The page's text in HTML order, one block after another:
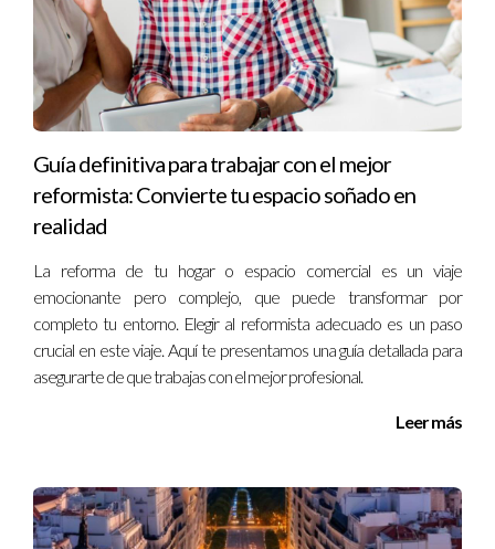
¿Es recomendable comprar en lugar de alquilar
en Madrid?
Si tienes la intención de quedarte en la ciudad a largo plazo,
comprar puede ser una excelente inversión. No obstante, si
tu situación es temporal, puede ser más sensato alquilar.
¿Qué servicios se consideran esenciales al buscar
un piso?
Los servicios esenciales incluyen supermercados, hospitales,
escuelas, parques y transporte público. Evaluar la proximidad
a estos servicios puede mejorar tu calidad de vida.
¿Cómo puedo asegurarme de que el piso esté en
contratar a un inspector para que evalúe el estado de la
propiedad antes de finalizar la compra.
Guía definitiva para trabajar con el mejor
reformista: Convierte tu espacio soñado en
realidad
La reforma de tu hogar o espacio comercial es un viaje
emocionante pero complejo, que puede transformar por
completo tu entorno. Elegir al reformista adecuado es un paso
crucial en este viaje. Aquí te presentamos una guía detallada para
asegurarte de que trabajas con el mejor profesional.
Leer más